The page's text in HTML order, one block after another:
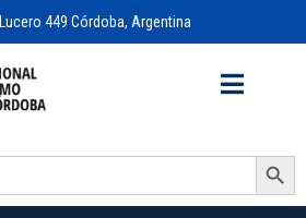
449 Córdoba, Argentina
Search Button